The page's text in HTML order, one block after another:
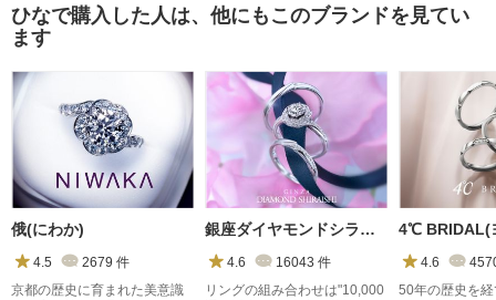
技術は一朝一夕で身につくものでは
ありません。 ビジュピコの自社工場
だわりをもって製造できる環境を整
えています。 また、オリジナルブラ
ンドをご購入後のサイズ直しや新品
仕上げも自社工場で対応。全国の店
舗でアフターケアを受けられる、安
心のサポート体制を整えています。
お客様の人生に寄り添い続ける大切
なジュエリーを、確かな品質と価格
で。 日本の職人技術を未来へつなぎ
けします。
ひなで購入した人は、他にもこのブランドを見てい
ます
俄(にわか)
4.5 2679 件
京都の歴史に育まれた美意識
銀座ダイヤモンドシライシ
4.6 16043 件
リングの組み合わせは"10,000
4.6
50年の歴史を